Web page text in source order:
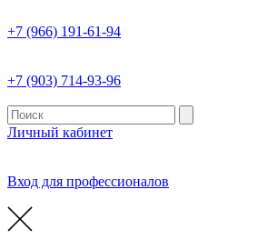
+7 (966) 191-61-94
+7 (903) 714-93-96
Личный кабинет
Вход для профессионалов